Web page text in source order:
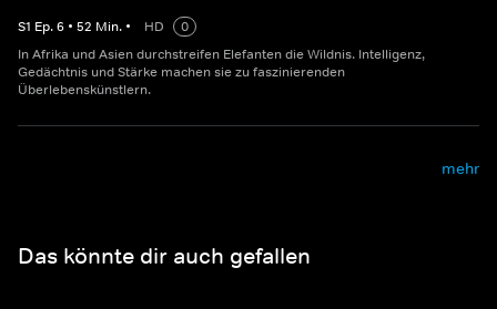
S1 Ep.6 • 52 Min. • HD
0
In Afrika und Asien durchstreifen Elefanten die Wildnis. Intelligenz,
Gedächtnis und Stärke machen sie zu faszinierenden
Überlebenskünstlern.
mehr
Das könnte dir auch gefallen